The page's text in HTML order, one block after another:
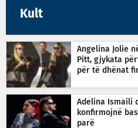
Kult
Angelina Jolie
Pitt, gjykata
për të dhënat
Adelina Ismaili
konfirmojnë
parë